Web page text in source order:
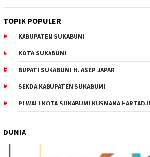
TOPIK POPULER
KABUPATEN SUKABUMI
KOTA SUKABUMI
BUPATI SUKABUMI H. ASEP JAPAR
SEKDA KABUPATEN SUKABUMI
PJ WALI KOTA SUKABUMI KUSMANA HARTADJI
DUNIA